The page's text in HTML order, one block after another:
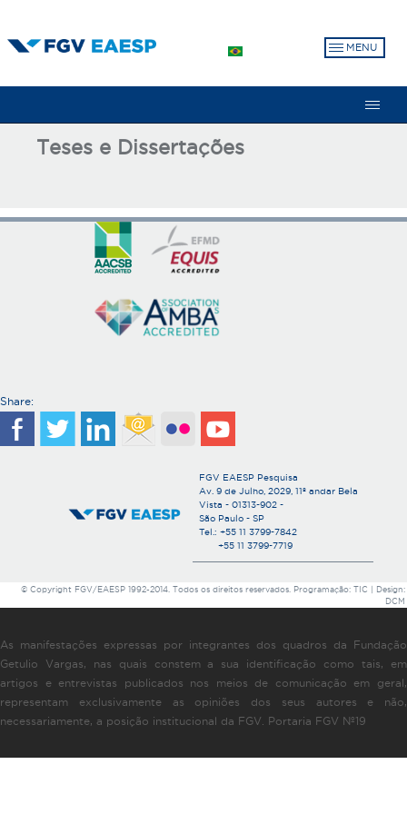
to
MENU
Teses e Dissertações
Share:
FGV EAESP Pesquisa
Av. 9 de Julho, 2029, 11º andar Bela
Vista - 01313-902 -
São Paulo - SP
Tel.: +55 11 3799-7842
+55 11 3799-7719
© Copyright FGV/EAESP 1992-2014. Todos os direitos reservados. Programação: TIC | Design:
DCM
As manifestações expressas por integrantes dos quadros da Fundação
Getulio Vargas, nas quais constem a sua identificação como tais, em
artigos e entrevistas publicados nos meios de comunicação em geral,
representam exclusivamente as opiniões dos seus autores e não,
necessariamente, a posição institucional da FGV. Portaria FGV Nº19